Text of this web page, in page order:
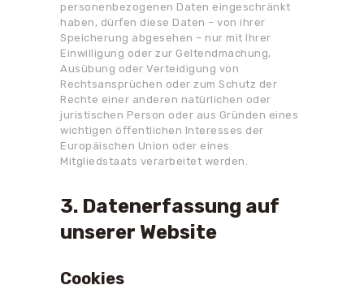
personenbezogenen Daten eingeschränkt
haben, dürfen diese Daten – von ihrer
Speicherung abgesehen – nur mit Ihrer
Einwilligung oder zur Geltendmachung,
Ausübung oder Verteidigung von
Rechtsansprüchen oder zum Schutz der
Rechte einer anderen natürlichen oder
juristischen Person oder aus Gründen eines
wichtigen öffentlichen Interesses der
Europäischen Union oder eines
Mitgliedstaats verarbeitet werden.
3. Datenerfassung auf
unserer Website
Cookies